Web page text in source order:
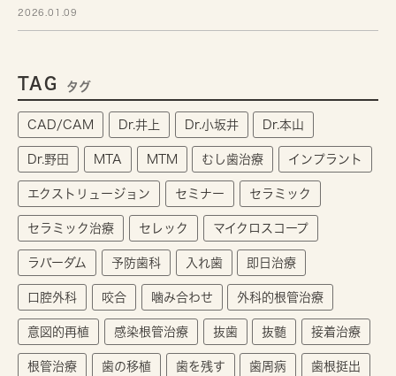
2026.01.09
TAG タグ
CAD/CAM Dr.井上 Dr.小坂井 Dr.本山
Dr.野田 MTA MTM むし歯治療 インプラント
エクストリュージョン セミナー セラミック
セラミック治療 セレック マイクロスコープ
ラバーダム 予防歯科 入れ歯 即日治療
口腔外科 咬合 噛み合わせ 外科的根管治療
意図的再植 感染根管治療 抜歯 抜髄 接着治療
根管治療 歯の移植 歯を残す 歯周病 歯根挺出